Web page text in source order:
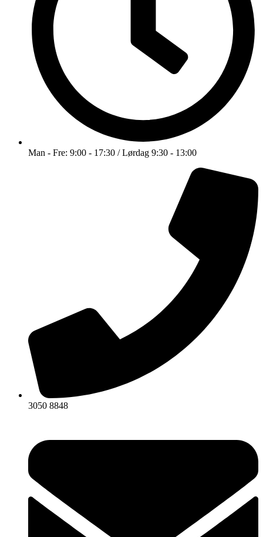
Man - Fre: 9:00 - 17:30 / Lørdag 9:30 - 13:00
3050 8848